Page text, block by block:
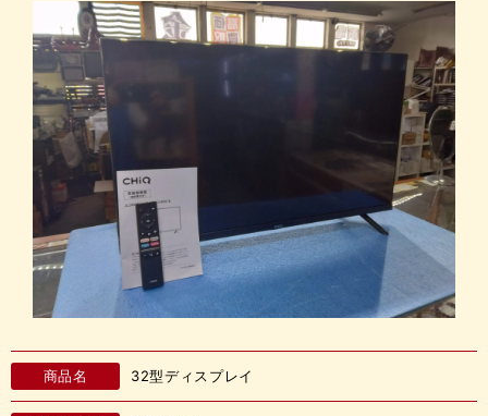
商品名 32型ディスプレイ